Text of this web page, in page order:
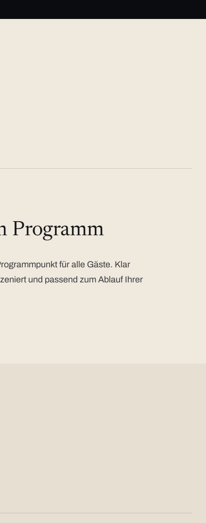
Programm
für alle Gäste. Klar
und passend zum Ablauf Ihrer